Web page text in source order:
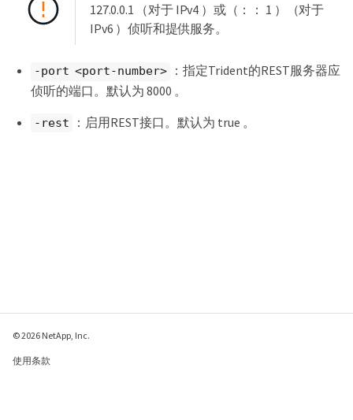
127.0.0.1 （对于 IPv4 ）或（：： 1 ）（对于
IPv6 ）侦听和提供服务。
-port <port-number>
：指定Trident的REST服务器应
侦听的端口。默认为 8000 。
-rest ：启用REST接口。默认为 true 。
© 2026 NetApp, Inc.
使用条款